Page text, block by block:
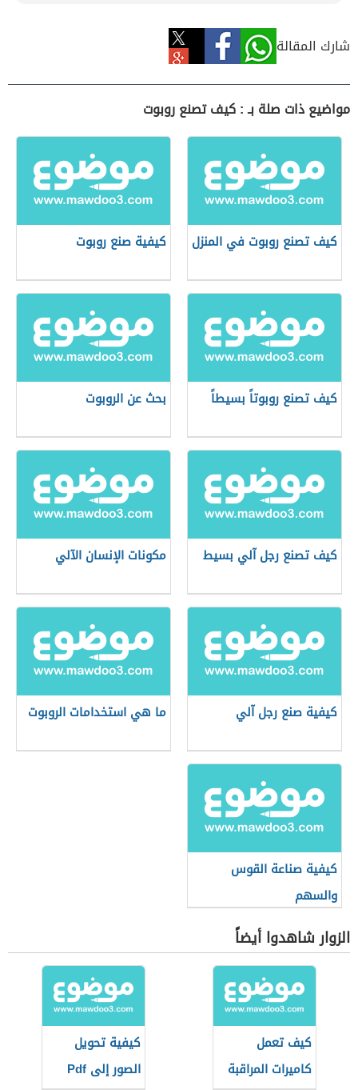
شارك المقالة
مواضيع ذات صلة بـ : كيف تصنع روبوت
كيف تصنع روبوت في المنزل كيفية صنع روبوت
كيف تصنع روبوتاً بسيطاً بحث عن الروبوت
كيف تصنع رجل آلي بسيط مكونات الإنسان الآلي
كيفية صنع رجل آلي ما هي استخدامات الروبوت
كيفية صناعة القوس
والسهم
الزوار شاهدوا أيضاً
كيف تعمل
كاميرات المراقبة
كيفية تحويل
الصور إلى Pdf